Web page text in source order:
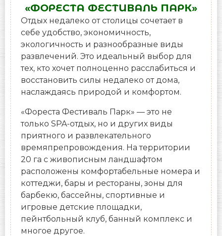
«ФОРЕСТА ФЕСТИВАЛЬ ПАРК»
Отдых недалеко от столицы сочетает в
себе удобство, экономичность,
экологичность и разнообразные виды
развлечений. Это идеальный выбор для
тех, кто хочет полноценно расслабиться и
восстановить силы недалеко от дома,
наслаждаясь природой и комфортом.
«Фореста Фестиваль Парк» — это не
только SPA-отдых, но и других виды
приятного и развлекательного
времяпрепровождения. На территории
20 га с живописным ландшафтом
расположены комфортабельные номера и
коттеджи, бары и рестораны, зоны для
барбекю, бассейны, спортивные и
игровые детские площадки,
пейнтбольный клуб, банный комплекс и
многое другое.